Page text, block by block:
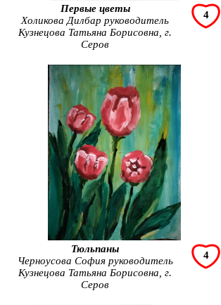
4
Первые цветы
Холикова Дилбар руководитель
Кузнецова Татьяна Борисовна, г.
Серов
4
Тюльпаны
Черноусова София руководитель
Кузнецова Татьяна Борисовна, г.
Серов